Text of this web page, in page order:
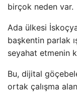
birçok neden var.
Ada ülkesi
başkentin parlak
seyahat etmenin
Bu, dijital
ortak çalışma